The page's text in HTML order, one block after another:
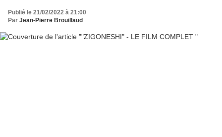
Publié le 21/02/2022 à 21:00
Par Jean-Pierre Brouillaud